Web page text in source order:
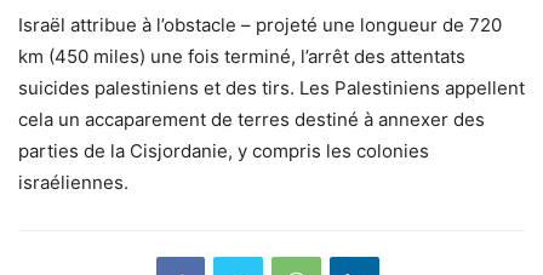
Israël attribue à l’obstacle – projeté une longueur de 720
km (450 miles) une fois terminé, l’arrêt des attentats
suicides palestiniens et des tirs. Les Palestiniens appellent
cela un accaparement de terres destiné à annexer des
parties de la Cisjordanie, y compris les colonies
israéliennes.